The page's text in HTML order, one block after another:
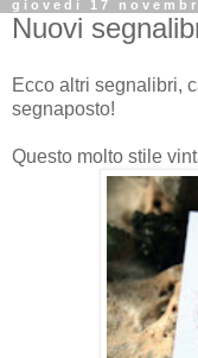
giovedì 17
Nuovi
Ecco altri segnalibri,
segnaposto!
Questo molto stile